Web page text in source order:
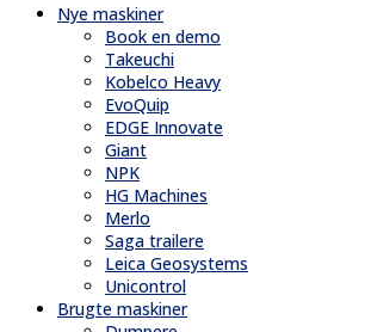
Nye maskiner
Book en demo
Takeuchi
Kobelco Heavy
EvoQuip
EDGE Innovate
Giant
NPK
HG Machines
Merlo
Saga trailere
Leica Geosystems
Unicontrol
Brugte maskiner